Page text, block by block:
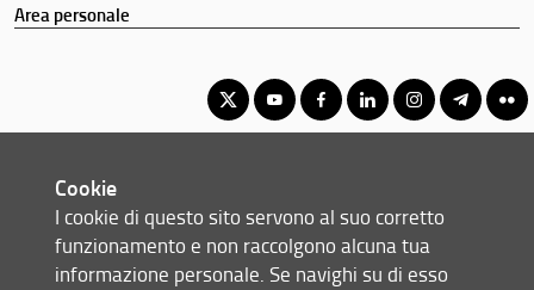
Area personale
© Copyright 2012-2026 Università degli Studi di Firenze UNIFI
P.IVA/Cod.Fis 01279680480
Cookie
I cookie di questo sito servono al suo corretto
funzionamento e non raccolgono alcuna tua
informazione personale. Se navighi su di esso